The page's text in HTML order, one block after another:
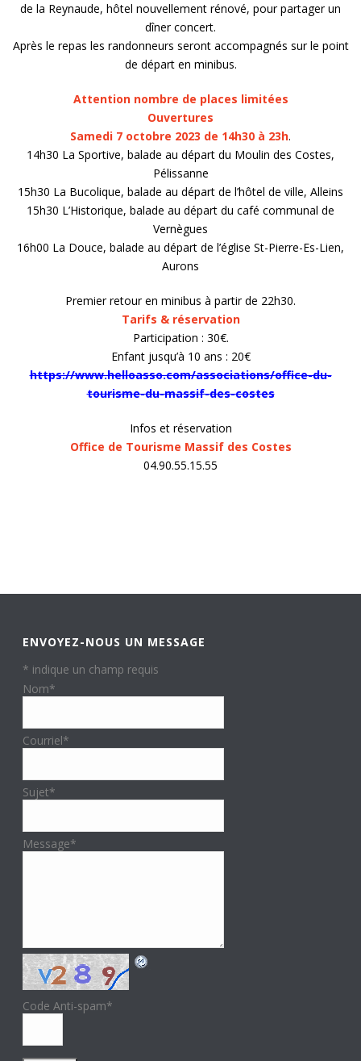
de la Reynaude, hôtel nouvellement rénové, pour partager un
dîner concert.
Après le repas les randonneurs seront accompagnés sur le point
de départ en minibus.
Attention nombre de places limitées
Ouvertures
Samedi 7 octobre 2023 de 14h30 à 23h.
14h30 La Sportive, balade au départ du Moulin des Costes,
Pélissanne
15h30 La Bucolique, balade au départ de l’hôtel de ville, Alleins
15h30 L’Historique, balade au départ du café communal de
Vernègues
16h00 La Douce, balade au départ de l’église St-Pierre-Es-Lien,
Aurons
Premier retour en minibus à partir de 22h30.
Tarifs & réservation
Participation : 30€.
Enfant jusqu’à 10 ans : 20€
https://www.helloasso.com/associations/office-du-
tourisme-du-massif-des-costes
Infos et réservation
Office de Tourisme Massif des Costes
04.90.55.15.55
ENVOYEZ-NOUS UN MESSAGE
* indique un champ requis
Nom*
Courriel*
Sujet*
Message*
Code Anti-spam*